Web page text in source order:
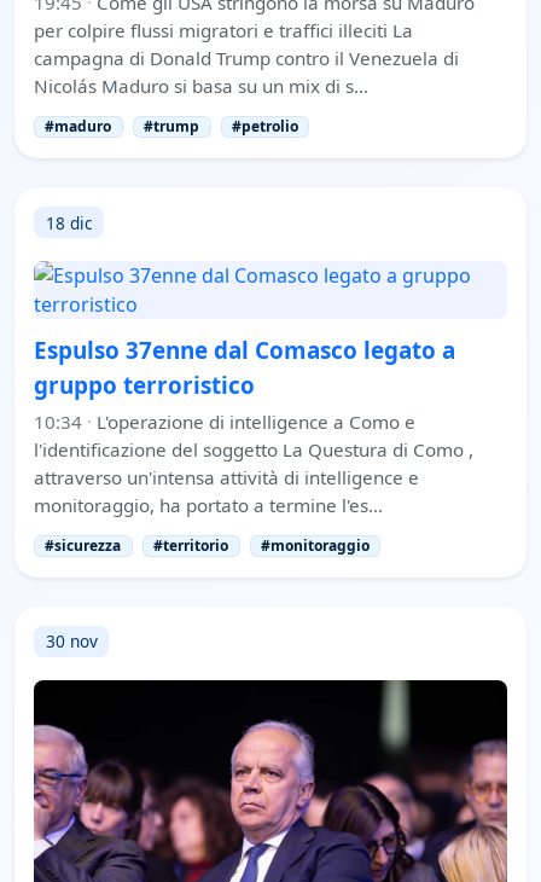
per colpire flussi migratori e traffici illeciti La
campagna di Donald Trump contro il Venezuela di
Nicolás Maduro si basa su un mix di s…
#maduro #trump #petrolio
18 dic
Espulso 37enne dal Comasco legato a
gruppo terroristico
10:34 · L'operazione di intelligence a Como e
l'identificazione del soggetto La Questura di Como ,
attraverso un'intensa attività di intelligence e
monitoraggio, ha portato a termine l'es…
#sicurezza #territorio #monitoraggio
30 nov